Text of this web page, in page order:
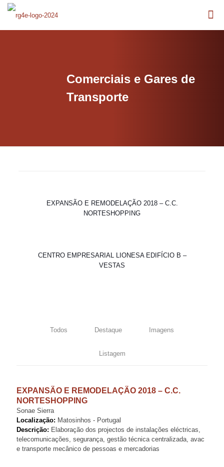
Comerciais e Gares de
Transporte
EXPANSÃO E REMODELAÇÃO 2018 – C.C.
NORTESHOPPING
CENTRO EMPRESARIAL LIONESA EDIFÍCIO B –
VESTAS
Todos Destaque Imagens
Listagem
EXPANSÃO E REMODELAÇÃO 2018 – C.C.
NORTESHOPPING
Sonae Sierra
Localização: Matosinhos - Portugal
Descrição: Elaboração dos projectos de instalações eléctricas,
telecomunicações, segurança, gestão técnica centralizada, avac
e transporte mecânico de pessoas e mercadorias